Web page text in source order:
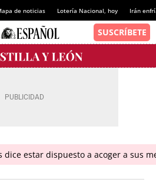
de noticias Lotería Nacional, hoy Irán
dice estar dispuesto a acoger a sus